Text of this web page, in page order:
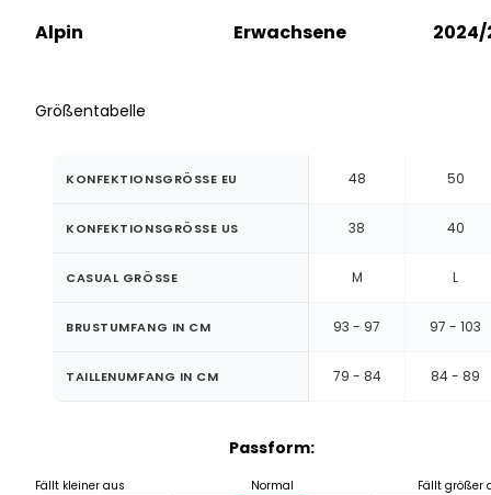
Alpin Erwachsene 2024/
Größentabelle
KONFEKTIONSGRÖSSE EU 48 50
KONFEKTIONSGRÖSSE US 38 40
CASUAL GRÖSSE M L
BRUSTUMFANG IN CM 93 - 97 97 - 103
TAILLENUMFANG IN CM 79 - 84 84 - 89
Passform:
Fällt kleiner aus Normal Fällt größer